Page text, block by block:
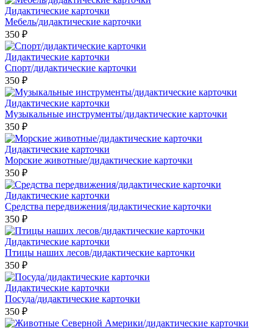
Дидактические карточки
Мебель/дидактические карточки
350 ₽
Дидактические карточки
Спорт/дидактические карточки
350 ₽
Дидактические карточки
Музыкальные инструменты/дидактические карточки
350 ₽
Дидактические карточки
Морские животные/дидактические карточки
350 ₽
Дидактические карточки
Средства передвижения/дидактические карточки
350 ₽
Дидактические карточки
Птицы наших лесов/дидактические карточки
350 ₽
Дидактические карточки
Посуда/дидактические карточки
350 ₽